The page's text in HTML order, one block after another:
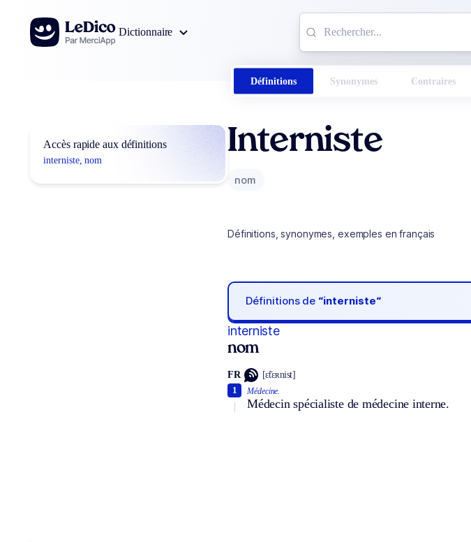
Aller au contenu
Dictionnaire
Définitions Synonymes Contraires
Accès rapide aux définitions
interniste, nom
Interniste
nom
Définitions, synonymes, exemples en français
Définitions de “interniste“
interniste
nom
FR [ɛ̃tɛʀnist]
Médecine.
Médecin spécialiste de médecine interne.
1